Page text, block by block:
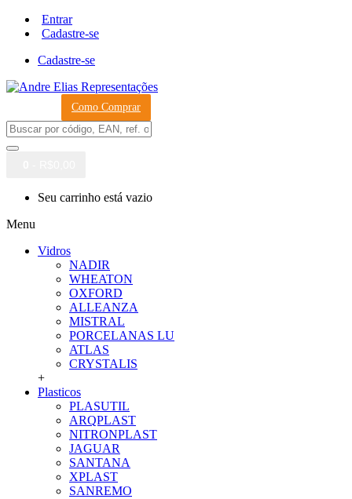
Entrar
Cadastre-se
Cadastre-se
Como Comprar
Seu carrinho está vazio
Menu
Vidros
NADIR
WHEATON
OXFORD
ALLEANZA
MISTRAL
PORCELANAS LU
ATLAS
CRYSTALIS
+
Plasticos
PLASUTIL
ARQPLAST
NITRONPLAST
JAGUAR
SANTANA
XPLAST
SANREMO